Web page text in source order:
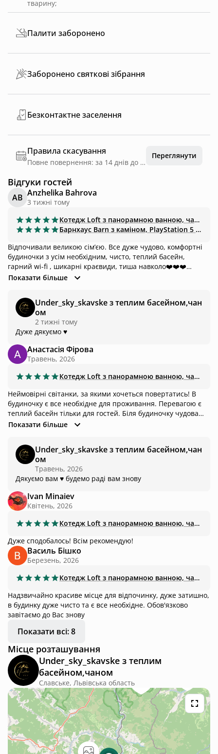
тварину;
Палити заборонено
Заборонено святкові зібрання
Безконтактне заселення
Правила скасування
Повне повернення: за 14 днів до дати заїзду
Переглянути
Відгуки гостей
AB Anzhelika Bahrova
3 тижні тому
Котедж Loft з панорамною ванною, чаном-джакузі
Барнхаус Barn з каміном, PlayStation 5 та сіткою🏔️
Відпочивали великою сімʼєю. Все дуже чудово, комфортні
будиночки з усім необхідним, чисто, теплий басейн,
гарний wi-fi , шикарні краєвиди, тиша навколо❤️❤️❤️
рекомендуємо
Показати більше
Under_sky_skavske з теплим басейном,чан
ом
2 тижні тому
Дуже дякуємо ♥️
Анастасія Фірова
Травень, 2026
Котедж Loft з панорамною ванною, чаном-джакузі
Неймовірні світанки, за якими хочеться повертатись! В
будиночку є все необхідне для проживання. Перевагою є
теплий басейн тільки для гостей. Біля будиночку чудова
альтанка з розеткою і мангал, який підходить як для
маркованим маршрутом на Тростян, тож можна
урізноманітнити свій відпочинок) Дякуєм за чудовий
відпочинок!
Показати більше
Under_sky_skavske з теплим басейном,чан
ом
Травень, 2026
Дякуємо вам ♥️ будемо раді вам знову
Ivan Minaiev
Квітень, 2026
Котедж Loft з панорамною ванною, чаном-джакузі
Дуже сподобалось! Всім рекомендую!
Василь Бішко
Березень, 2026
Котедж Loft з панорамною ванною, чаном-джакузі
Надзвичайно красиве місце для відпочинку, дуже затишно,
в будинку дуже чисто та є все необхідне. Обов'язково
завітаємо до Вас знову
Показати всі: 8
Місце розташування
Under_sky_skavske з теплим
басейном,чаном
Славське, Львівська область